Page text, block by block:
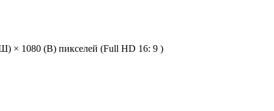
× 1080 (В) пикселей (Full HD 16: 9 )